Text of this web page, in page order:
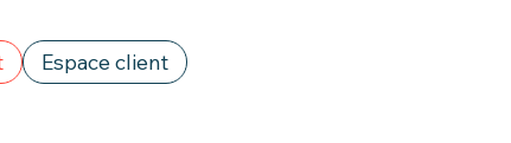
Espace client